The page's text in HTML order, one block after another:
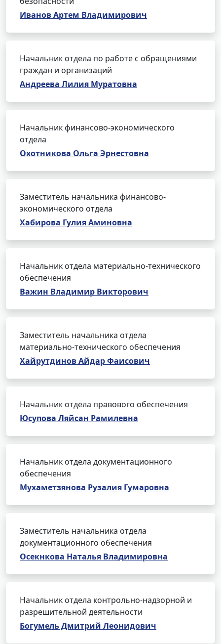
Иванов Артем Владимирович
Начальник отдела по работе с обращениями
граждан и организаций
Андреева Лилия Муратовна
Начальник финансово-экономического
отдела
Охотникова Ольга Эрнестовна
Заместитель начальника финансово-
экономического отдела
Хабирова Гулия Аминовна
Начальник отдела материально-технического
обеспечения
Важин Владимир Викторович
Заместитель начальника отдела
материально-технического обеспечения
Хайрутдинов Айдар Фаисович
Начальник отдела правового обеспечения
Юсупова Ляйсан Рамилевна
Начальник отдела документационного
обеспечения
Мухаметзянова Рузалия Гумаровна
Заместитель начальника отдела
документационного обеспечения
Осекнкова Наталья Владимировна
Начальник отдела контрольно-надзорной и
разрешительной деятельности
Богумель Дмитрий Леонидович